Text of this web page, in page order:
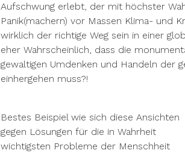
Aufschwung erlebt, der mit höchster
Panik(machern) vor Massen Klima- und
wirklich der richtige Weg sein in einer
eher Wahrscheinlich, dass die
gewaltigen Umdenken und Handeln der
einhergehen muss?!
Bestes Beispiel wie sich diese Ansichten
gegen Lösungen für die in Wahrheit
wichtigsten Probleme der Menschheit